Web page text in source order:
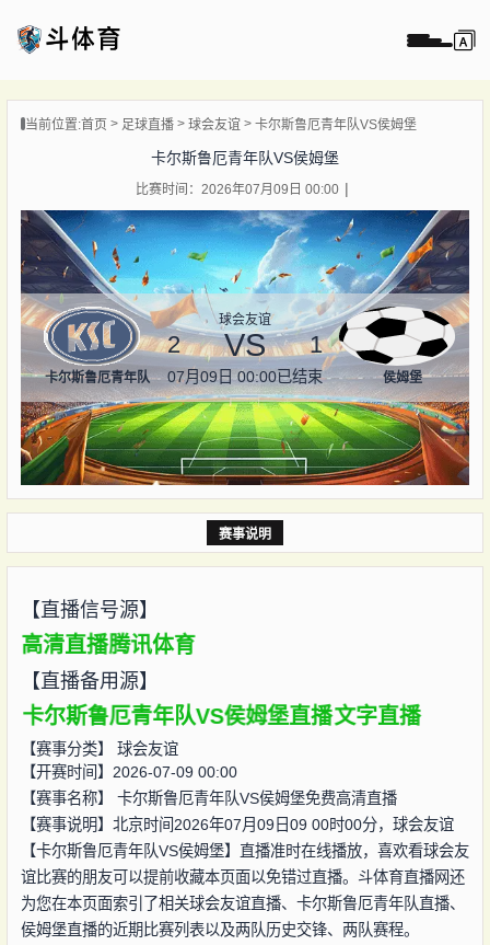
播
像
闻
当前位置:首页 足球直播 球会友谊 卡尔斯鲁厄青年队VS侯姆堡
卡尔斯鲁厄青年队VS侯姆堡
比赛时间：2026年07月09日 00:00
卡尔斯鲁厄青年队
球会友谊
2 VS 1
07月09日 00:00已结束 侯姆堡
赛事说明
【直播信号源】
高清直播腾讯体育
【直播备用源】
卡尔斯鲁厄青年队VS侯姆堡直播 文字直播
【赛事分类】 球会友谊
【开赛时间】2026-07-09 00:00
【赛事名称】 卡尔斯鲁厄青年队VS侯姆堡免费高清直播
【赛事说明】北京时间2026年07月09日09 00时00分，球会友谊
【卡尔斯鲁厄青年队VS侯姆堡】直播准时在线播放，喜欢看球会友
谊比赛的朋友可以提前收藏本页面以免错过直播。斗体育直播网还
为您在本页面索引了相关球会友谊直播、卡尔斯鲁厄青年队直播、
侯姆堡直播的近期比赛列表以及两队历史交锋、两队赛程。